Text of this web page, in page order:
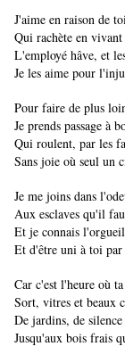
J'aime en raison de
Qui rachète en
L'employé hâve, et
Je les aime pour
Pour faire de plus
Je prends passage à
Qui roulent, par les
Sans joie où seul un
Je me joins dans
Aux esclaves qu'il
Et je connais
Et d'être uni à toi
Car c'est l'heure où
Sort, vitres et beaux
De jardins, de
Jusqu'aux bois frais